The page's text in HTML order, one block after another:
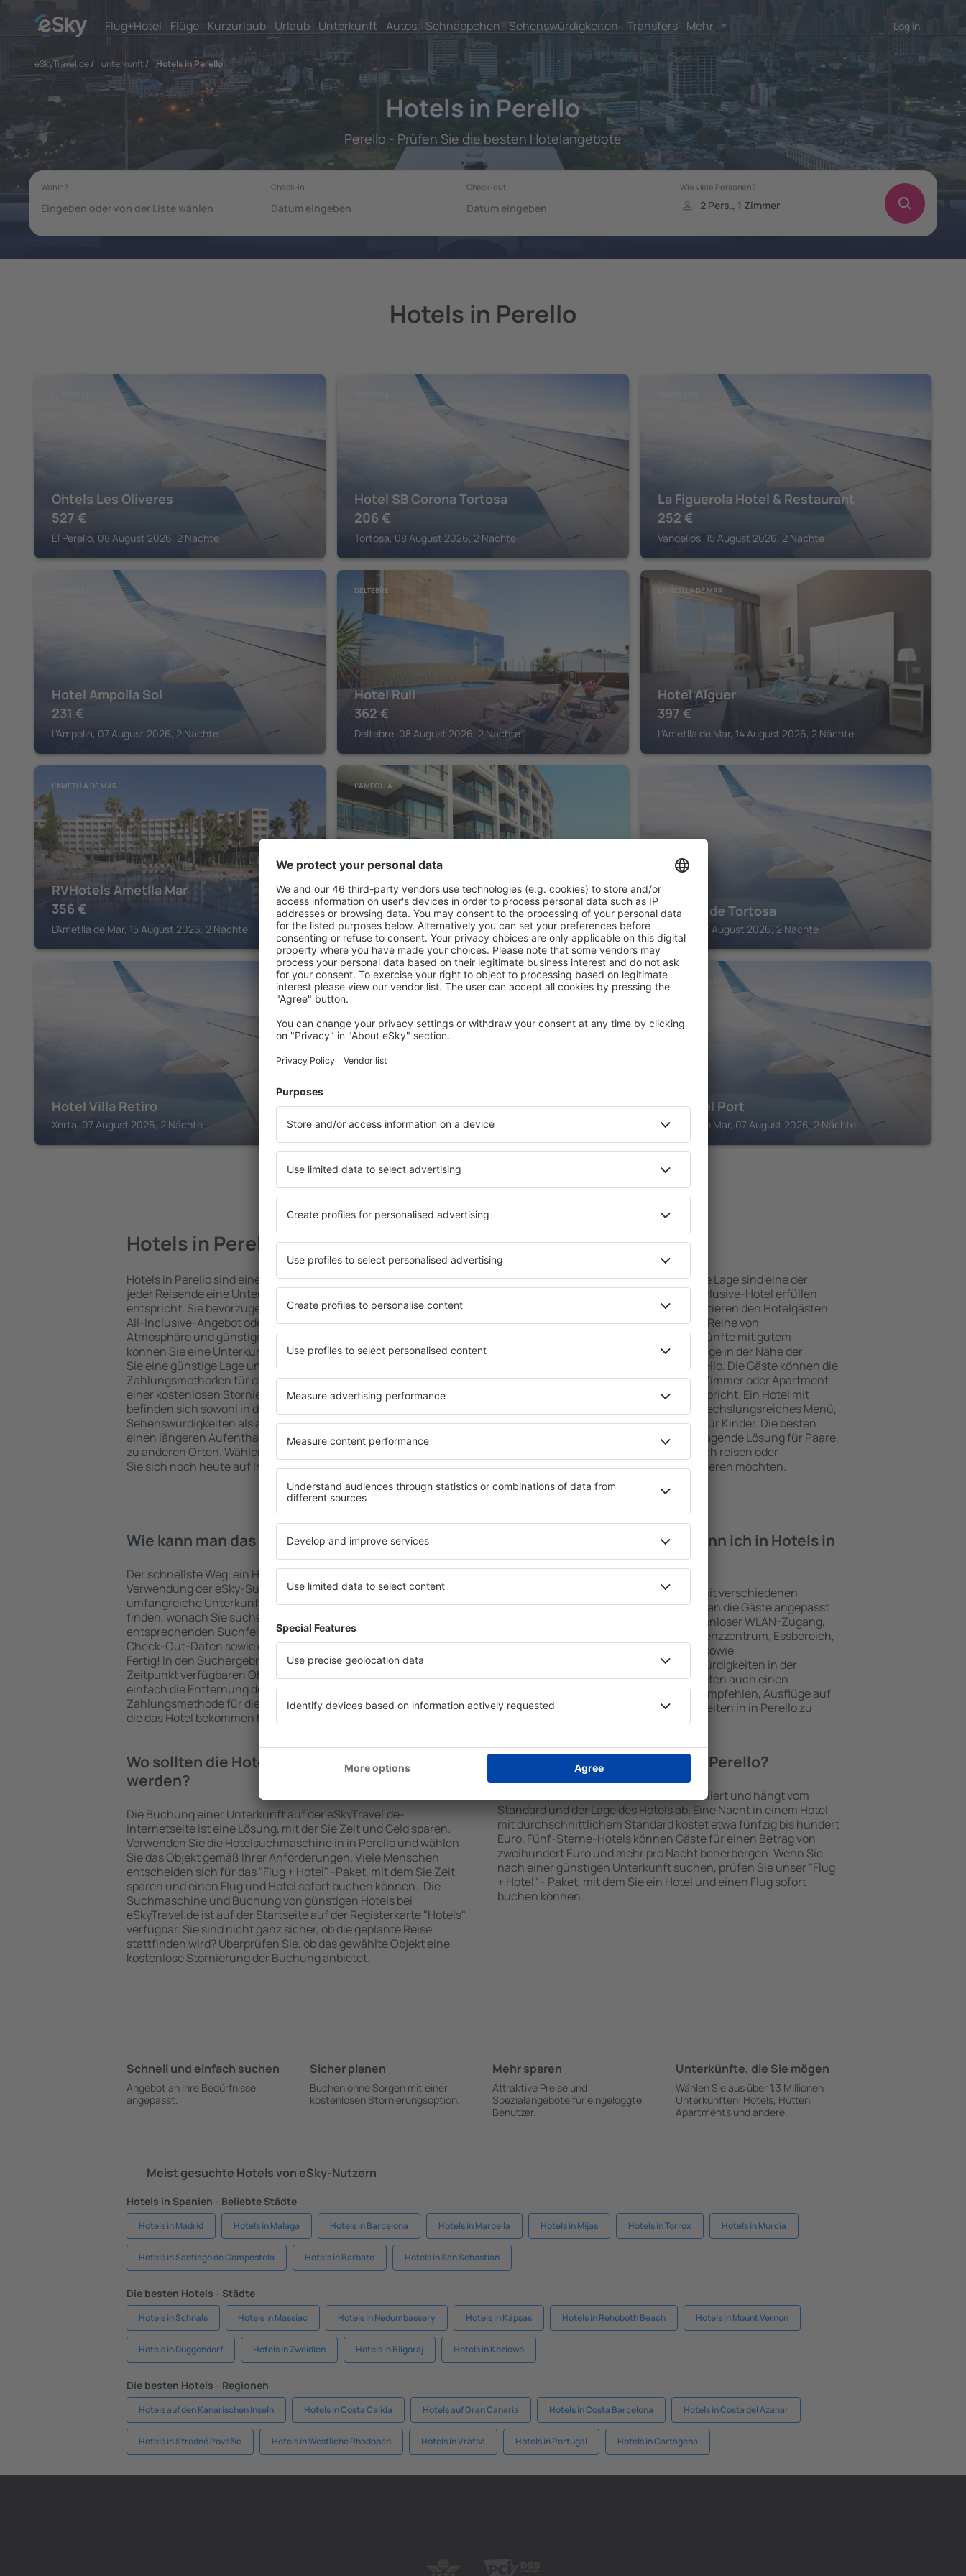
Flug+Hotel Flüge Kurzurlaub Urlaub Unterkunft Autos Schnäppchen Sehenswürdigkeiten Transfers Mehr Log in
eSkyTravel.de/ unterkunft / Hotels in Perello
Hotels in Perello
Perello - Prüfen Sie die besten Hotelangebote
Hotels in Perello
Ohtels Les Oliveres
527 €
El Perello, 08 August 2026, 2 Nächte
Hotel SB Corona Tortosa
206 €
Tortosa, 08 August 2026, 2 Nächte
La Figuerola Hotel & Restaurant
252 €
Vandellos, 15 August 2026, 2 Nächte
Hotel Ampolla Sol
231 €
L'Ampolla, 07 August 2026, 2 Nächte
DELTEBRE
Hotel Rull
362 €
Deltebre, 08 August 2026, 2 Nächte
L'AMETLLA DE MAR
Hotel Alguer
397 €
L'Ametlla de Mar, 14 August 2026, 2 Nächte
L'AMETLLA DE MAR
RVHotels Ametlla Mar
356 €
L'Ametlla de Mar, 15 August 2026, 2 Nächte
L'AMPOLLA
FERGUS Cap Roig
428€
L'Ampolla, 07 August 2026, 2 Nächte
Parador de Tortosa
Tortosa, 07 August 2026, 2 Nächte
Hotel Villa Retiro
Xerta, 07 August 2026, 2 Nächte
XERTA
Hotel Casa Ceremines
Xerta, 07 August 2026, 2 Nächte
L'AMETLLA DE MAR
Hotel del Port
L'Ametlla de Mar, 07 August 2026, 2 Nächte
Hotels in Perello
Hotels in Perello sind eine vielfältige Unterkunftsbasis, in der
jeder Reisende eine Unterkunft findet, die seinen Erwartungen
entspricht. Sie bevorzugen ein Hotel mit hohem Standard und
All-Inclusive-Angebot oder wählen Hotels aus, die eine intime
Atmosphäre und günstige Unterkünfte garantieren? in Perello
können Sie eine Unterkunft für jede Geldtasche buchen! Wählen
Sie eine günstige Lage und den Standard des Hotels sowie die
Zahlungsmethoden für die Unterkunft aus und die Möglichkeit
einer kostenlosen Stornierung der Buchung. Hotels in Perello
befinden sich sowohl in der Nähe der beliebtesten
Sehenswürdigkeiten als auch abseits der Masse. Perfekt für
einen längeren Aufenthalt und als Ausgangspunkt für Ausflüge
zu anderen Orten. Wählen Sie ein Hotel für sich aus und bereiten
Sie sich noch heute auf Ihre Reise oder Geschäftsreise vor!
Perello – beste Hotels
Umfassender Service und eine attraktive Lage sind eine der
wichtigsten Bedingungen, die ein All-Inclusive-Hotel erfüllen
muss. Die besten Hotels in Perello garantieren den Hotelgästen
einen hervorragenden Service und eine Reihe von
Annehmlichkeiten. Hochwertige Unterkünfte mit gutem
Standard bieten eine ausgezeichnete Lage in der Nähe der
wichtigsten Sehenswürdigkeiten in Perello. Die Gäste können die
kostenlosen Parkplätze nutzen und ein Zimmer oder Apartment
auswählen, das ihren Erwartungen entspricht. Ein Hotel mit
hohem Standard umfasst ebenfalls abwechslungsreiches Menü,
SPA oder Fitnesszone und Attraktionen für Kinder. Die besten
Unterkünfte in Perello sind eine hervorragende Lösung für Paare,
Familien sowie Personen, die geschäftlich reisen oder
Schulungen für ihre Mitarbeiter organisieren möchten.
Wie kann man das Hotel in in Perello finden?
Der schnellste Weg, ein Hotel in Perello zu finden, ist die
Verwendung der eSky-Suchmaschine für Unterkünfte. Eine
umfangreiche Unterkunftsbasis garantiert, dass Sie gerade das
finden, wonach Sie suchen. Geben Sie den Reiseort in die
entsprechenden Suchfelder ein, wählen Sie die Check-In- und
Check-Out-Daten sowie die Anzahl der Gäste und Zimmer aus.
Fertig! In den Suchergebnissen werden die zum angegebenen
Zeitpunkt verfügbaren Objekte angezeigt. Sie können ganz
einfach die Entfernung des Hotels vom Zentrum, die
Zahlungsmethode für die Unterkunft oder die Anzahl der Sterne,
die das Hotel bekommen hat, überprüfen.
Welche Annehmlichkeiten kann ich in Hotels in
in Perello finden?
Hotels in in Perello sind Einrichtungen mit verschiedenen
Standards sowie Annehmlichkeiten, die an die Gäste angepasst
sind . Zu den beliebtesten gehören kostenloser WLAN-Zugang,
SPA-Zone, Bar / Safe im Zimmer, Konferenzzentrum, Essbereich,
Kinderspielecke, kostenlose Parkplätze sowie
Informationsbroschüren über Sehenswürdigkeiten in der
Umgebung. Einige der Einrichtungen bieten auch einen
Transport vom/zum Flughafen an oder empfehlen, Ausflüge auf
den Spuren der größten Sehenswürdigkeiten in in Perello zu
unternehmen.
Wo sollten die Hotels in in Perello gebucht
werden?
Die Buchung einer Unterkunft auf der eSkyTravel.de-
Internetseite ist eine Lösung, mit der Sie Zeit und Geld sparen.
Verwenden Sie die Hotelsuchmaschine in in Perello und wählen
Sie das Objekt gemäß Ihrer Anforderungen. Viele Menschen
entscheiden sich für das "Flug + Hotel" -Paket, mit dem Sie Zeit
sparen und einen Flug und Hotel sofort buchen können.. Die
Suchmaschine und Buchung von günstigen Hotels bei
eSkyTravel.de ist auf der Startseite auf der Registerkarte "Hotels"
verfügbar. Sie sind nicht ganz sicher, ob die geplante Reise
stattfinden wird? Überprüfen Sie, ob das gewählte Objekt eine
kostenlose Stornierung der Buchung anbietet.
Wie viel kostet ein Hotel in in Perello?
Der Preis pro Unterkunft in in Perello variiert und hängt vom
Standard und der Lage des Hotels ab. Eine Nacht in einem Hotel
mit durchschnittlichem Standard kostet etwa fünfzig bis hundert
Euro. Fünf-Sterne-Hotels können Gäste für einen Betrag von
zweihundert Euro und mehr pro Nacht beherbergen. Wenn Sie
nach einer günstigen Unterkunft suchen, prüfen Sie unser "Flug
+ Hotel" - Paket, mit dem Sie ein Hotel und einen Flug sofort
buchen können.
Schnell und einfach suchen
Angebot an Ihre Bedürfnisse
angepasst.
Sicher planen
Buchen ohne Sorgen mit einer
kostenlosen Stornierungsoption.
Mehr sparen
Attraktive Preise und
Spezialangebote für eingeloggte
Benutzer.
Unterkünfte, die Sie mögen
Wählen Sie aus über 1,3 Millionen
Unterkünften: Hotels, Hütten,
Apartments und andere.
Meist gesuchte Hotels von eSky-Nutzern
Hotels in Spanien - Beliebte Städte
Hotels in Madrid Hotels in Malaga Hotels in Barcelona Hotels in Marbella Hotels in Mijas Hotels in Torrox Hotels in Murcia
Hotels in Santiago de Compostela Hotels in Barbate Hotels in San Sebastian
Die besten Hotels - Städte
Hotels in Schnals Hotels in Massiac Hotels in Nedumbassery Hotels in Kápsas Hotels in Rehoboth Beach Hotels in Mount Vernon
Hotels in Duggendorf Hotels in Zweidlen Hotels in Bilgoraj Hotels in Kozlowo
Die besten Hotels - Regionen
Hotels auf den Kanarischen Inseln Hotels in Costa Calida Hotels auf Gran Canaria Hotels in Costa Barcelona Hotels in Costa del Azahar
Hotels in Stredné Považie Hotels in Westliche Rhodopen Hotels in Vratsa Hotels in Portugal Hotels in Cartagena